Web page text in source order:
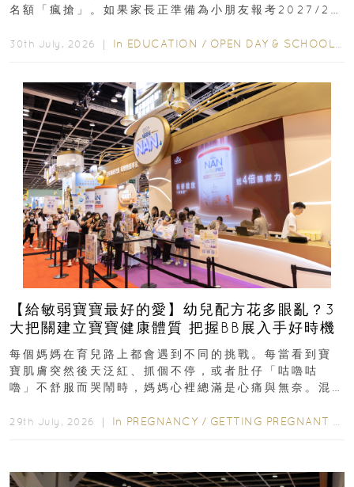
名額「瘋搶」。如果家長正準備為小朋友報考2027/28
30th July, 2026 ｜ In EDUCATION / OPEN DAY & SCHOOL EVENTS
【給敏弱寶寶最好的愛】幼兒配方花多眼亂？3
大把關建立寶寶健康體質 把握BB展入手好時機
每個媽媽在育兒路上都會遇到不同的挑戰。每當看到寶
寶肌膚突然後天泛紅、抓個不停，或者肚仔「咕嚕咕
嚕」不舒服而哭鬧時，媽媽心裡總滿是心痛與無奈。混
29th July, 2026 ｜ In PREGNANCY / GETTING PREGNANT